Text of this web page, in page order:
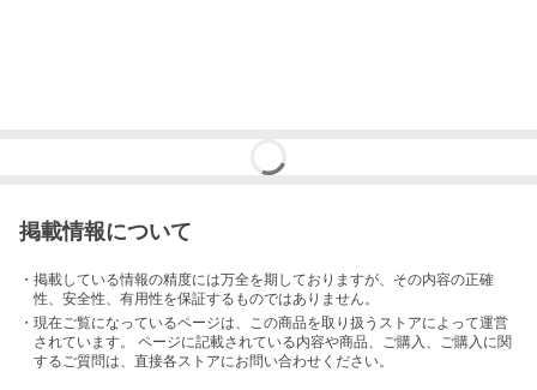
掲載情報について
・掲載している情報の精度には万全を期しておりますが、その内容の正確
性、安全性、有用性を保証するものではありません。
・現在ご覧になっているページは、この商品を取り扱うストアによって運営
されています。 ページに記載されている内容や商品、ご購入 、ご購入に関
するご質問は、直接各ストアにお問い合わせください。